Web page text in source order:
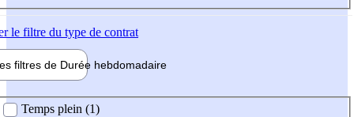
le filtre du type de contrat
filtres de Durée hebdomadaire
Temps plein (1)